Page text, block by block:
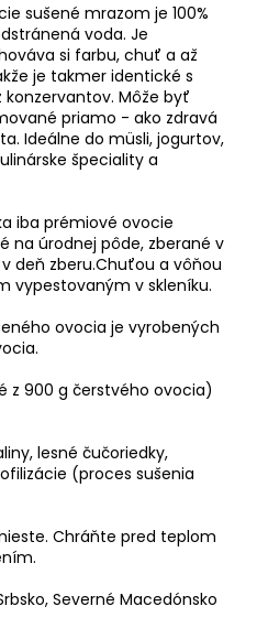
sušené mrazom je 100%
voda. Je
si farbu, chuť a až
je takmer identické s
Môže byť
priamo - ako zdravá
Ideálne do müsli, jogurtov,
špeciality a
iba prémiové ovocie
na úrodnej pôde, zberané v
deň zberu.Chuťou a vôňou
vypestovaným v skleníku.
ovocia je vyrobených
z 900 g čerstvého ovocia)
lesné čučoriedky,
(proces sušenia
Chráňte pred teplom
Severné Macedónsko